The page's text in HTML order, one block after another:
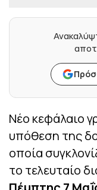
Νέο κεφάλαιο
υπόθεση της
οποία
το τελευταίο